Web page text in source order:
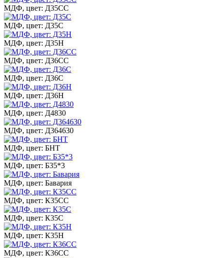
МДФ, цвет: Д35СС
МДФ, цвет: Д35С
МДФ, цвет: Д35Н
МДФ, цвет: Д36СС
МДФ, цвет: Д36С
МДФ, цвет: Д36Н
МДФ, цвет: Д4830
МДФ, цвет: Д364630
МДФ, цвет: БНТ
МДФ, цвет: Б35*3
МДФ, цвет: Бавария
МДФ, цвет: К35СС
МДФ, цвет: К35С
МДФ, цвет: К35Н
МДФ, цвет: К36СС